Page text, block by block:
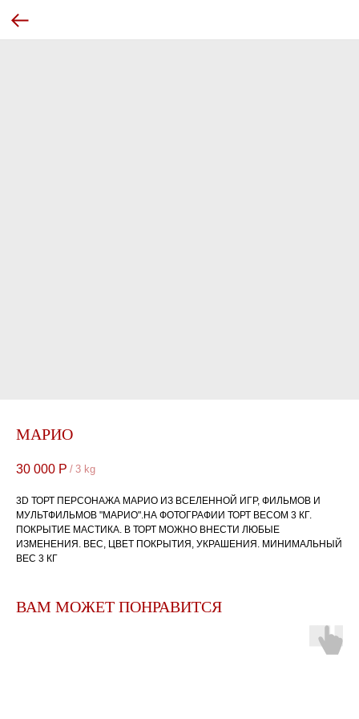
МАРИО
30 000 Р / 3 kg
3D ТОРТ ПЕРСОНАЖА МАРИО ИЗ ВСЕЛЕННОЙ ИГР, ФИЛЬМОВ И
МУЛЬТФИЛЬМОВ "МАРИО".НА ФОТОГРАФИИ ТОРТ ВЕСОМ 3 КГ.
ПОКРЫТИЕ МАСТИКА. В ТОРТ МОЖНО ВНЕСТИ ЛЮБЫЕ
ИЗМЕНЕНИЯ. ВЕС, ЦВЕТ ПОКРЫТИЯ, УКРАШЕНИЯ. МИНИМАЛЬНЫЙ
ВЕС 3 КГ
ВАМ МОЖЕТ ПОНРАВИТСЯ